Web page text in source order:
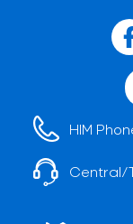
HIM
Central/